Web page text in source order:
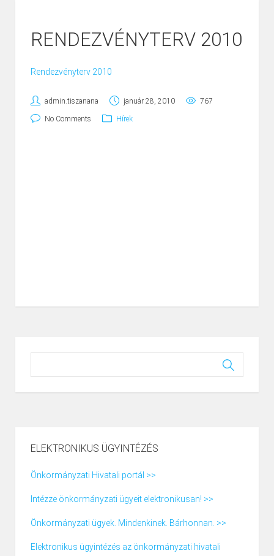
RENDEZVÉNYTERV 2010
Rendezvényterv 2010
admin.tiszanana január 28, 2010 767
No Comments Hírek
ELEKTRONIKUS ÜGYINTÉZÉS
Önkormányzati Hivatali portál >>
Intézze önkormányzati ügyeit elektronikusan! >>
Önkormányzati ügyek. Mindenkinek. Bárhonnan. >>
Elektronikus ügyintézés az önkormányzati hivatali